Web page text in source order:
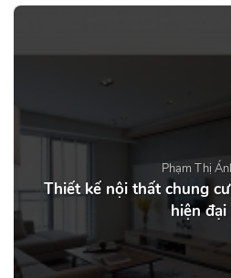
Phạm Thị
Thiết kế nội thất chung
hiện đại